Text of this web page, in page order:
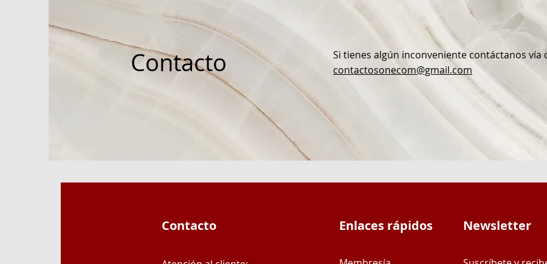
Contacto Si tienes algún inconveniente contáctanos vía
contactosonecom@gmail.com
Contacto Enlaces rápidos Newsletter